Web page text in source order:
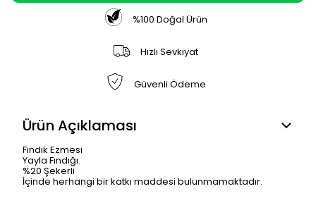
%100 Doğal Ürün
Hızlı Sevkiyat
Güvenli Ödeme
Ürün Açıklaması
Fındık Ezmesi
Yayla Fındığı.
%20 Şekerli
İçinde herhangi bir katkı maddesi bulunmamaktadır.